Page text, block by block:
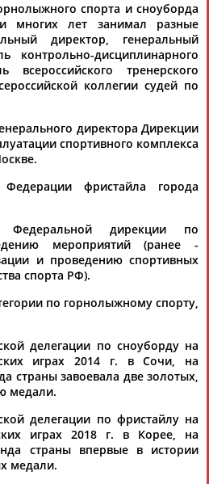
«Стадион»
спорта и сноуборда
многих лет занимал разные
директор, генеральный
контрольно-дисциплинарного
всероссийского тренерского
коллегии судей по
директора Дирекции
спортивного комплекса
фристайла города
Федеральной дирекции по
мероприятий (ранее -
и проведению спортивных
спорта РФ).
по горнолыжному спорту,
делегации по сноуборду на
играх 2014 г. в Сочи, на
страны завоевала две золотых,
медали.
делегации по фристайлу на
играх 2018 г. в Корее, на
страны впервые в истории
медали.